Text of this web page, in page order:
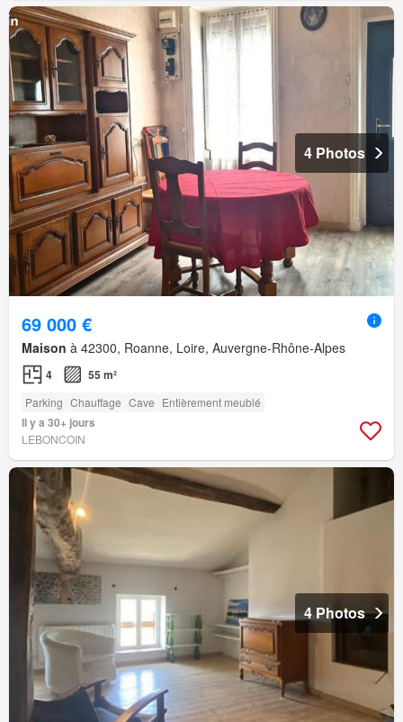
4 Photos
69 000 €
Maison à 42300, Roanne, Loire, Auvergne-Rhône-Alpes
4 55 m²
Parking Chauffage Cave Entièrement meublé
Il y a 30+ jours
LEBONCOIN
4 Photos